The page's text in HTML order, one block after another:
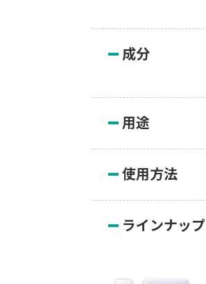
成分
用途
使用方法
ラインナップ